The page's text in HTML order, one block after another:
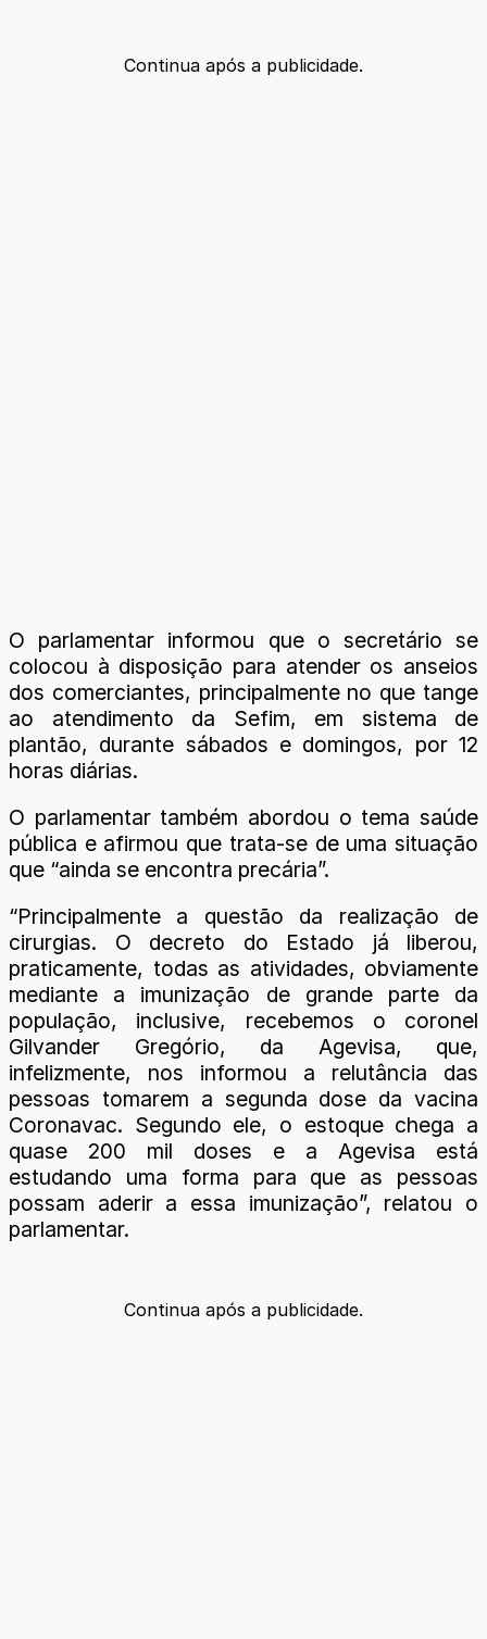
Continua após a publicidade.
O parlamentar informou que o secretário se
colocou à disposição para atender os anseios
dos comerciantes, principalmente no que tange
ao atendimento da Sefim, em sistema de
plantão, durante sábados e domingos, por 12
horas diárias.
O parlamentar também abordou o tema saúde
pública e afirmou que trata-se de uma situação
que “ainda se encontra precária”.
“Principalmente a questão da realização de
cirurgias. O decreto do Estado já liberou,
praticamente, todas as atividades, obviamente
mediante a imunização de grande parte da
população, inclusive, recebemos o coronel
Gilvander Gregório, da Agevisa, que,
infelizmente, nos informou a relutância das
pessoas tomarem a segunda dose da vacina
Coronavac. Segundo ele, o estoque chega a
quase 200 mil doses e a Agevisa está
estudando uma forma para que as pessoas
possam aderir a essa imunização”, relatou o
parlamentar.
Continua após a publicidade.